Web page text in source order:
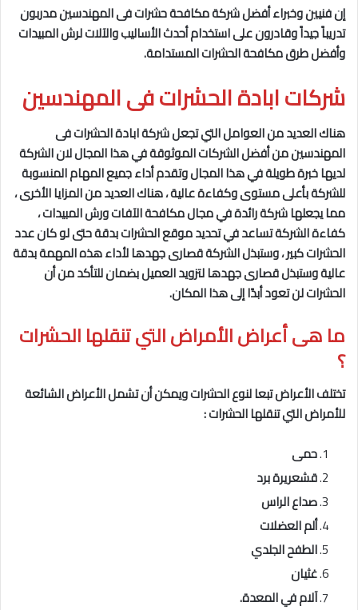
إن فنيين وخبراء أفضل شركة مكافحة حشرات فى المهندسينمدربون
تدريباً جيداً وقادرون على استخدام أحدث الأساليب والآلات لرش المبيدات
وأفضل طرق مكافحة الحشرات المستدامة.
شركات ابادة الحشرات فى المهندسين
هناك العديد من العوامل التي تجعل شركة ابادة الحشرات فى
المهندسينمن أفضل الشركات الموثوقة في هذا المجاللان الشركة
لديها خبرة طويلة في هذا المجال وتقدم أداء جميع المهام المنسوبة
للشركة بأعلى مستوى وكفاءة عالية ، هناك العديد من المزايا الأخرى ،
مما يجعلها شركة رائدة في مجال مكافحة الآفات ورش المبيدات ،
كفاءة الشركة تساعد في تحديد موقع الحشرات بدقة حتى لو كان عدد
الحشرات كبير ، وستبذل الشركة قصارى جهدها لأداء هذه المهمة بدقة
عالية وستبذل قصارى جهدها لتزويد العميل بضمان للتأكد من أن
الحشرات لن تعود أبدًا إلىهذا المكان.
ما هىأعراض الأمراض التي تنقلها الحشرات
؟
تختلف الأعراض تبعا لنوع الحشرات ويمكن أن تشمل الأعراض الشائعة
للأمراض التي تنقلها الحشرات :
حمى
قشعريرة برد
صداع الراس
ألم العضلات
الطفح الجلدي
غثيان
آلام في المعدة.